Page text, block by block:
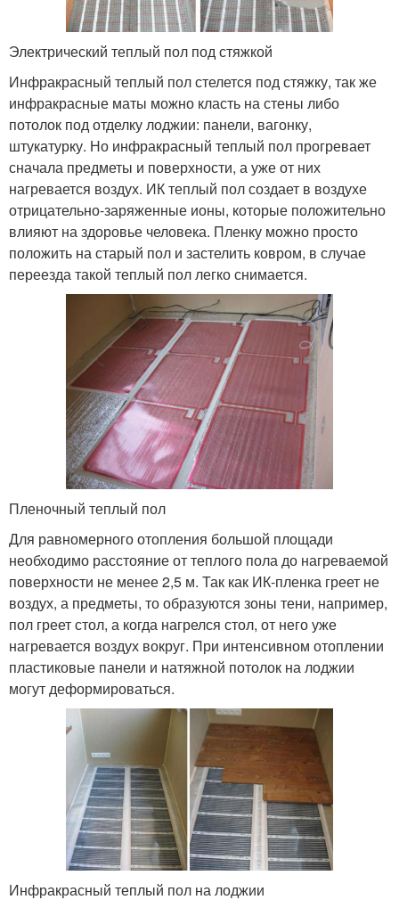
Электрический теплый пол под стяжкой
Инфракрасный теплый пол стелется под стяжку, так же
инфракрасные маты можно класть на стены либо
потолок под отделку лоджии: панели, вагонку,
штукатурку. Но инфракрасный теплый пол прогревает
сначала предметы и поверхности, а уже от них
нагревается воздух. ИК теплый пол создает в воздухе
отрицательно-заряженные ионы, которые положительно
влияют на здоровье человека. Пленку можно просто
положить на старый пол и застелить ковром, в случае
переезда такой теплый пол легко снимается.
Пленочный теплый пол
Для равномерного отопления большой площади
необходимо расстояние от теплого пола до нагреваемой
поверхности не менее 2,5 м. Так как ИК-пленка греет не
воздух, а предметы, то образуются зоны тени, например,
пол греет стол, а когда нагрелся стол, от него уже
нагревается воздух вокруг. При интенсивном отоплении
пластиковые панели и натяжной потолок на лоджии
могут деформироваться.
Инфракрасный теплый пол на лоджии